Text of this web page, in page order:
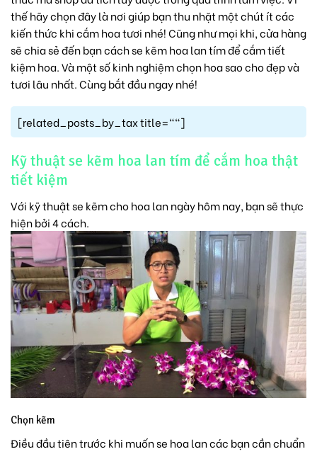
thế hãy chọn đây là nơi giúp bạn thu nhặt một chút ít các
kiến thức khi cắm hoa tươi nhé! Cũng như mọi khi, cửa hàng
sẽ chia sẻ đến bạn cách se kẽm hoa lan tím để cắm tiết
kiệm hoa. Và một số kinh nghiệm chọn hoa sao cho đẹp và
tươi lâu nhất. Cùng bắt đầu ngay nhé!
[related_posts_by_tax title=""]
Kỹ thuật se kẽm hoa lan tím để cắm hoa thật
tiết kiệm
Với kỹ thuật se kẽm cho hoa lan ngày hôm nay, bạn sẽ thực
hiện bởi 4 cách.
Chọn kẽm
Điều đầu tiên trước khi muốn se hoa lan các bạn cần chuẩn